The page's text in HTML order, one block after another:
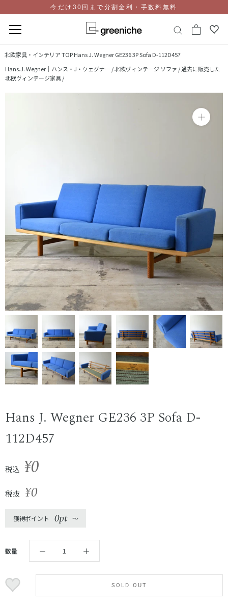
テ
ン
今だけ30回まで分割金利・手数料無料
北欧家具・インテリア TOPHans J. Wegner GE236 3P Sofa D-112D457
Hans.J. Wegner｜ハンス・J・ウェグナー /北欧ヴィンテージ ソファ /過去に販売した
北欧ヴィンテージ家具 /
Hans J. Wegner GE236 3P Sofa D-
112D457
税込 ¥0
税抜 ¥0
獲得ポイント 0pt 〜
数量
SOLD OUT